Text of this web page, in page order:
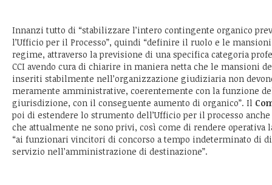
Innanzi tutto di “stabilizzare l’intero contingente organico
l’Ufficio per il Processo”, quindi “definire il ruolo e le mansioni
regime, attraverso la previsione di una specifica categoria
CCI avendo cura di chiarire in maniera netta che le mansioni
inseriti stabilmente nell’organizzazione giudiziaria non
meramente amministrative, coerentemente con la funzione
giurisdizione, con il conseguente aumento di organico”. Il
poi di estendere lo strumento dell’Ufficio per il processo
che attualmente ne sono privi, così come di rendere operativa
“ai funzionari vincitori di concorso a tempo indeterminato di
servizio nell’amministrazione di destinazione”.